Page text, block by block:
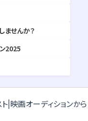
ませんか？
2025
|映画オーディションから